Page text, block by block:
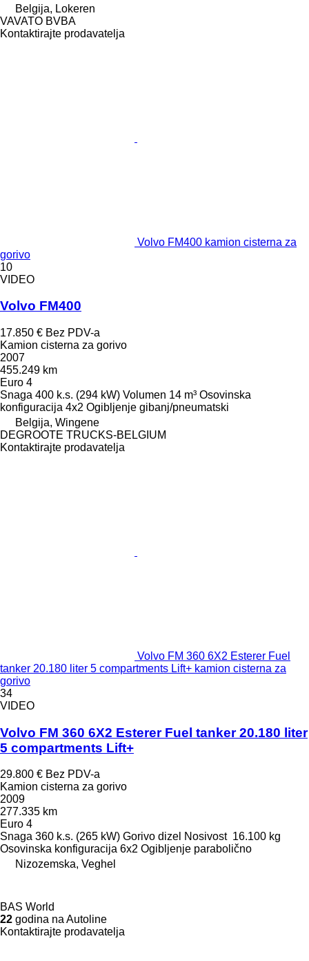
Belgija, Lokeren
VAVATO BVBA
Kontaktirajte prodavatelja
Volvo FM400 kamion cisterna za
gorivo
10
VIDEO
Volvo FM400
17.850 € Bez PDV-a
Kamion cisterna za gorivo
2007
455.249 km
Euro 4
Snaga 400 k.s. (294 kW) Volumen 14 m³ Osovinska
konfiguracija 4x2 Ogibljenje gibanj/pneumatski
Belgija, Wingene
DEGROOTE TRUCKS-BELGIUM
Kontaktirajte prodavatelja
Volvo FM 360 6X2 Esterer Fuel
tanker 20.180 liter 5 compartments Lift+ kamion cisterna za
gorivo
34
VIDEO
Volvo FM 360 6X2 Esterer Fuel tanker 20.180 liter
5 compartments Lift+
29.800 € Bez PDV-a
Kamion cisterna za gorivo
2009
277.335 km
Euro 4
Snaga 360 k.s. (265 kW) Gorivo dizel Nosivost 16.100 kg
Osovinska konfiguracija 6x2 Ogibljenje parabolično
Nizozemska, Veghel
BAS World
22 godina na Autoline
Kontaktirajte prodavatelja